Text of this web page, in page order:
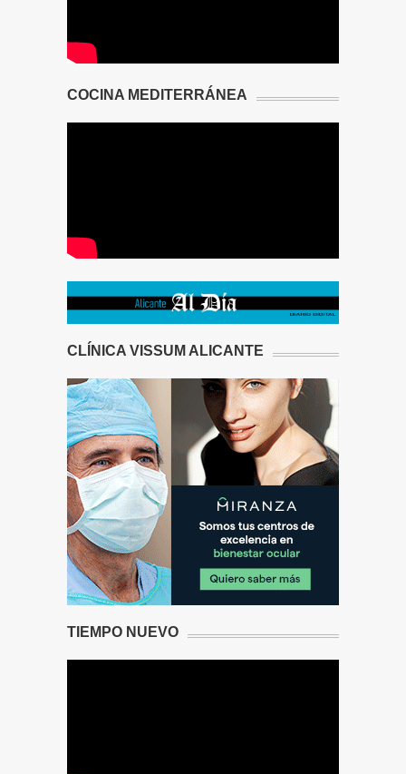
COCINA MEDITERRÁNEA
CLÍNICA VISSUM ALICANTE
TIEMPO NUEVO